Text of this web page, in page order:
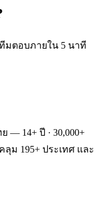
มตอบภายใน 5 นาที
— 14+ ปี · 30,000+
คลุม 195+ ประเทศ และ